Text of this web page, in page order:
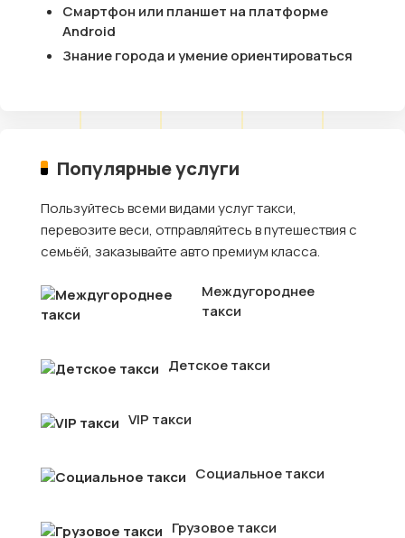
Смартфон или планшет на платформе
Android
Знание города и умение ориентироваться
Популярные услуги
Пользуйтесь всеми видами услуг такси,
перевозите веси, отправляйтесь в путешествия с
семьёй, заказывайте авто премиум класса.
Междугороднее
такси
Детское такси
VIP такси
Социальное такси
Грузовое такси